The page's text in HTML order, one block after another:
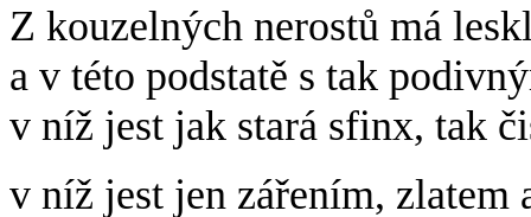
Z kouzelných nerostů má
a v této podstatě s tak
v níž jest jak stará sfinx, tak
v níž jest jen zářením, zlatem